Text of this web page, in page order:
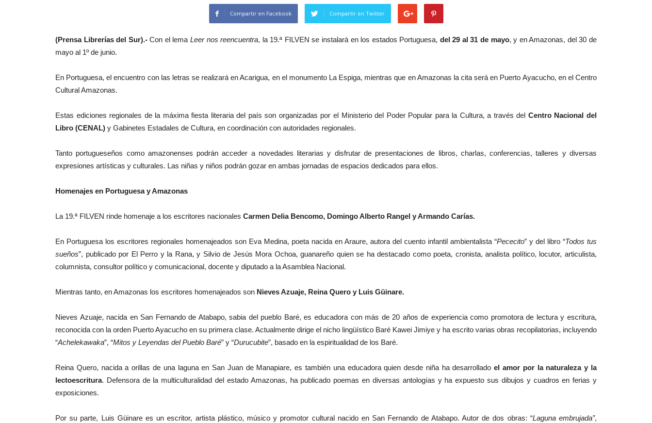
Compartir en Facebook Compartir en Twitter
(Prensa Librerías del Sur).-Con el lema Leer nos reencuentra, la 19.ª FILVEN se instalará en los estados Portuguesa, del 29 al 31 de mayo, y en Amazonas, del 30 de
mayo al 1º de junio.
En Portuguesa, el encuentro con las letras se realizará en Acarigua, en el monumento La Espiga, mientras que en Amazonas la cita será en Puerto Ayacucho, en el Centro
Cultural Amazonas.
Estas ediciones regionales de la máxima fiesta literaria del país son organizadas por el Ministerio del Poder Popular para la Cultura, a través del Centro Nacional del
Libro (CENAL) y Gabinetes Estadales de Cultura, en coordinación con autoridades regionales.
Tanto portugueseños como amazonenses podrán acceder a novedades literarias y disfrutar de presentaciones de libros, charlas, conferencias, talleres y diversas
expresiones artísticas y culturales. Las niñas y niños podrán gozar en ambas jornadas de espacios dedicados para ellos.
Homenajes en Portuguesa y Amazonas
La 19.ª FILVEN rinde homenaje a los escritores nacionales Carmen Delia Bencomo, Domingo Alberto Rangel y Armando Carías.
En Portuguesa los escritores regionales homenajeados son Eva Medina, poeta nacida en Araure, autora del cuento infantil ambientalista “Pececito” y del libro “Todos tus
sueños”, publicado por El Perro y la Rana, y Silvio de Jesús Mora Ochoa, guanareño quien se ha destacado como poeta, cronista, analista político, locutor, articulista,
columnista, consultor político y comunicacional, docente y diputado a la Asamblea Nacional.
Mientras tanto, en Amazonas los escritores homenajeados son Nieves Azuaje, Reina Quero y Luis Güinare.
Nieves Azuaje, nacida en San Fernando de Atabapo, sabia del pueblo Baré, es educadora con más de 20 años de experiencia como promotora de lectura y escritura,
reconocida con la orden Puerto Ayacucho en su primera clase. Actualmente dirige el nicho lingüístico Baré Kawei Jimiye y ha escrito varias obras recopilatorias, incluyendo
“Achelekawaka”, “Mitos y Leyendas del Pueblo Baré” y “Durucubite”, basado en la espiritualidad de los Baré.
Reina Quero, nacida a orillas de una laguna en San Juan de Manapiare, es también una educadora quien desde niña ha desarrolladoel amor por la naturaleza y la
lectoescritura. Defensora de la multiculturalidad del estado Amazonas, ha publicado poemas en diversas antologías y ha expuesto sus dibujos y cuadros en ferias y
exposiciones.
Por su parte, Luis Güinare es un escritor, artista plástico, músico y promotor cultural nacido en San Fernando de Atabapo. Autor de dos obras: “Laguna embrujada”,